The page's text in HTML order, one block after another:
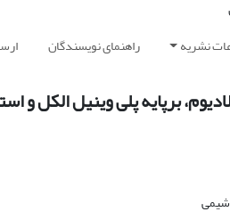
نشریه راهنمای نویسندگان
برپایه پلی وینیل الکل
شیمی